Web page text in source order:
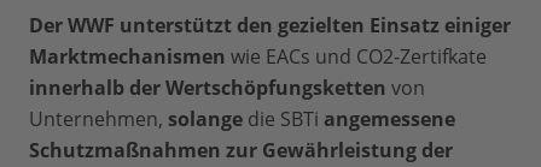
DerWWF unterstützt den gezielten Einsatz einiger
Marktmechanismen wie EACs und CO2-Zertifkate
innerhalb der Wertschöpfungsketten von
Unternehmen, solange die SBTi angemessene
Schutzmaßnahmen zur Gewährleistung der